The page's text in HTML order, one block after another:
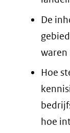
De
waren
Hoe
hoe